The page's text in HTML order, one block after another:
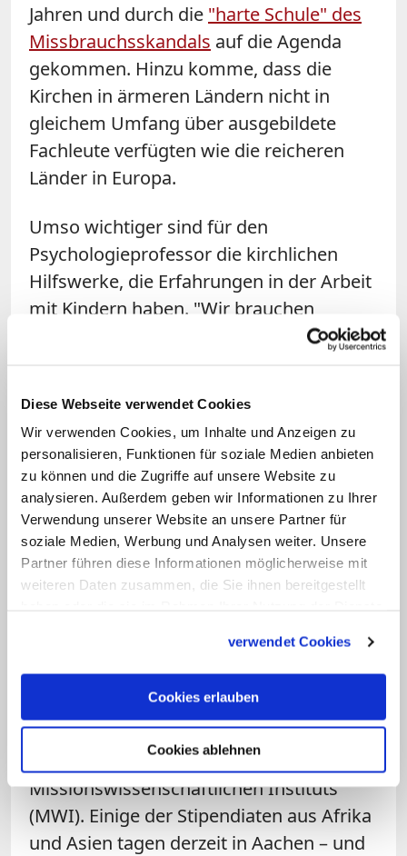
Diese Webseite verwendet Cookies
Wir verwenden Cookies, um Inhalte und Anzeigen zu
personalisieren, Funktionen für soziale Medien anbieten
zu können und die Zugriffe auf unsere Website zu
analysieren. Außerdem geben wir Informationen zu Ihrer
Verwendung unserer Website an unsere Partner für
soziale Medien, Werbung und Analysen weiter. Unsere
Partner führen diese Informationen möglicherweise mit
weiteren Daten zusammen, die Sie ihnen bereitgestellt
verwendet Cookies
Cookies erlauben
Cookies ablehnen
Jahren und durch die "harte Schule" des
Missbrauchsskandals auf die Agenda
gekommen. Hinzu komme, dass die
Kirchen in ärmeren Ländern nicht in
gleichem Umfang über ausgebildete
Fachleute verfügten wie die reicheren
Länder in Europa.
Umso wichtiger sind für den
Psychologieprofessor die kirchlichen
Hilfswerke, die Erfahrungen in der Arbeit
mit Kindern haben. "Wir brauchen
in den verschiedenen Ländern haben". So
unterstützen die Sternsinger etwa ein
Projekt am Hauptbahnhof der
Millionenstadt Bangalore in Indien, das
mit Straßenkindern arbeitet - von denen
viele bereits Gewalterfahrungen gemacht
haben.
Schulung von Stipendiaten aus Afrika
Ein ganz anderes Beispiel für die
Präventionsarbeit ist die
Nachwuchsförderung des
Missionswissenschaftlichen Instituts
(MWI). Einige der Stipendiaten aus Afrika
und Asien tagen derzeit in Aachen – und